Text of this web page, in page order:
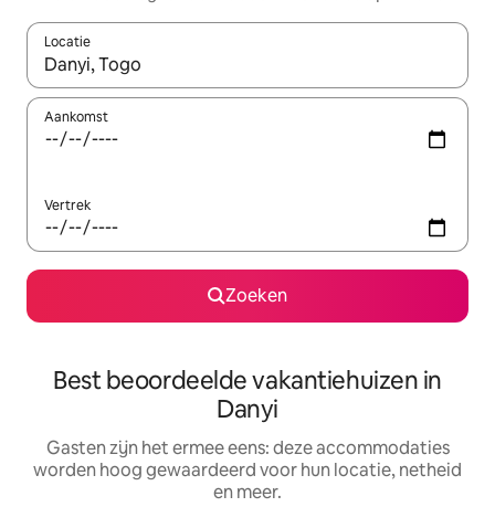
Locatie
Wanneer er suggesties beschikbaar zijn, maak je een keuze
Aankomst
Vertrek
Zoeken
Best beoordeelde vakantiehuizen in
Danyi
Gasten zijn het ermee eens: deze accommodaties
worden hoog gewaardeerd voor hun locatie, netheid
en meer.